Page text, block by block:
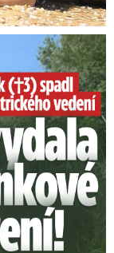
na 16 stran